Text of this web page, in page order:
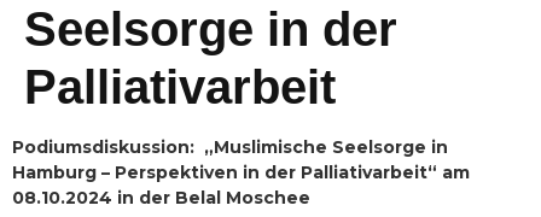
Seelsorge in der
Palliativarbeit
Podiumsdiskussion: „Muslimische Seelsorge in
Hamburg – Perspektiven in der Palliativarbeit“ am
08.10.2024 in der Belal Moschee